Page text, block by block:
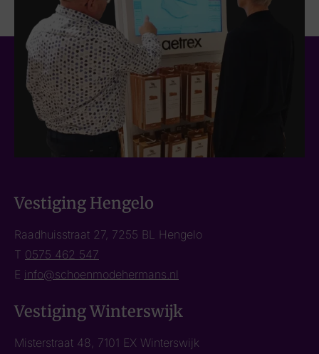
Vestiging Hengelo
Raadhuisstraat 27, 7255 BL Hengelo
T 0575 462 547
E info@schoenmodehermans.nl
Vestiging Winterswijk
Misterstraat 48, 7101 EX Winterswijk